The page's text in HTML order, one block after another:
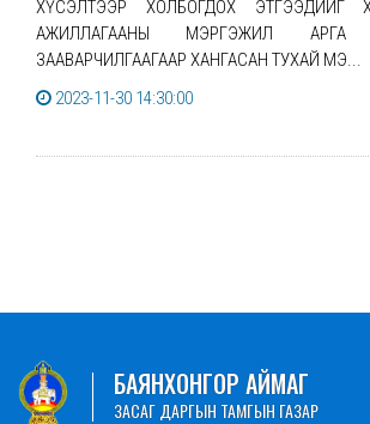
ХҮСЭЛТЭЭР ХОЛБОГДОХ ЭТГЭЭДИЙГ
АЖИЛЛАГААНЫ МЭРГЭЖИЛ АРГА
ЗААВАРЧИЛГААГААР ХАНГАСАН ТУХАЙ МЭ...
2023-11-30 14:30:00
БАЯНХОНГОР АЙМАГ
ЗАСАГ ДАРГЫН ТАМГЫН ГАЗАР